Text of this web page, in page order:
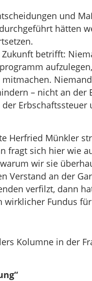
und
hätten
betrifft:
– nicht an der
Herfried Münkler
fragt sich hier wie
wir sie
Verstand an der
verfilzt, dann
Fundus
Kolumne in der